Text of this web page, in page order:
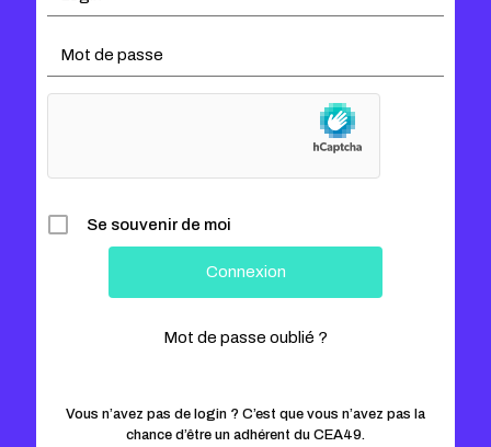
Se souvenir de moi
Mot de passe oublié ?
Vous n’avez pas de login ? C’est que vous n’avez pas la
chance d’être un adhérent du CEA49.